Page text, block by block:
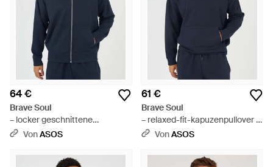
64 €
Brave Soul
– locker geschnittene
kapuzenjacke - Blau
VonASOS
61 €
Brave Soul
– relaxed-fit-kapuzenpullover -
BlauVonASOS